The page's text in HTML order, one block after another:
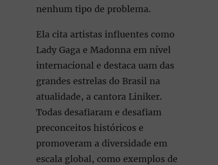
nenhum tipo de problema.
Ela cita artistas influentes como
Lady Gaga e Madonna em nível
internacional e destaca uam das
grandes estrelas do Brasil na
atualidade, a cantora Liniker.
Todas desafiaram e desafiam
preconceitos históricos e
promoveram a diversidade em
escala global, como exemplos de